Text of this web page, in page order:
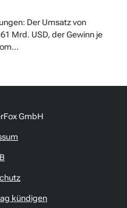
Der Umsatz von
Mrd. USD, der Gewinn je
GmbH
kündigen